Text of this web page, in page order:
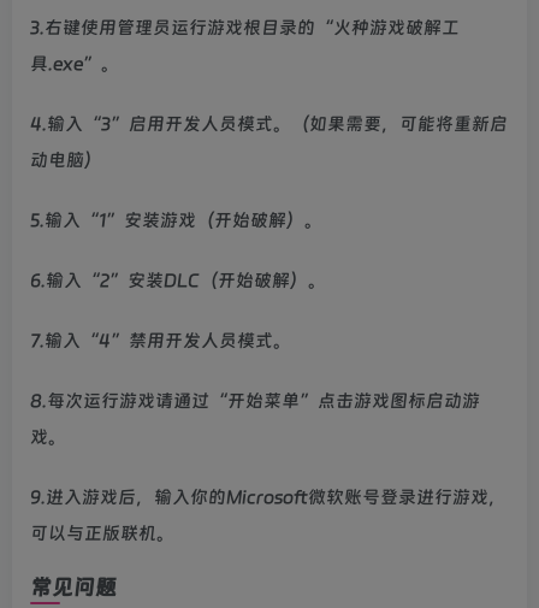
3.右键使用管理员运行游戏根目录的“火种游戏破解工
具.exe”。
4.输入“3”启用开发人员模式。（如果需要，可能将重新启
动电脑）
5.输入“1”安装游戏（开始破解）。
6.输入“2”安装DLC（开始破解）。
7.输入“4”禁用开发人员模式。
8.每次运行游戏请通过“开始菜单”点击游戏图标启动游
戏。
9.进入游戏后，输入你的Microsoft微软账号登录进行游戏，
可以与正版联机。
常见问题